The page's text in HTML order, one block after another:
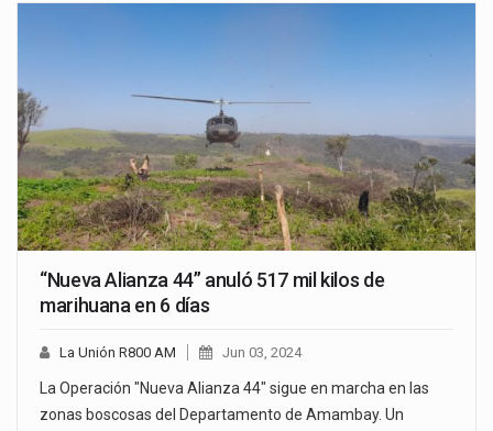
“Nueva Alianza 44” anuló 517 mil kilos de
marihuana en 6 días
La Unión R800 AM Jun 03, 2024
La Operación "Nueva Alianza 44" sigue en marcha en las
zonas boscosas del Departamento de Amambay. Un